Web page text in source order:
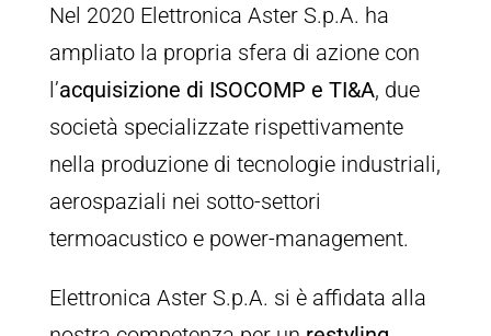
Nel 2020 Elettronica Aster S.p.A. ha
ampliato la propria sfera di azione con
l’acquisizione di ISOCOMP e TI&A, due
società specializzate rispettivamente
nella produzione di tecnologie industriali,
aerospaziali nei sotto-settori
termoacustico e power-management.
Elettronica Aster S.p.A. si è affidata alla